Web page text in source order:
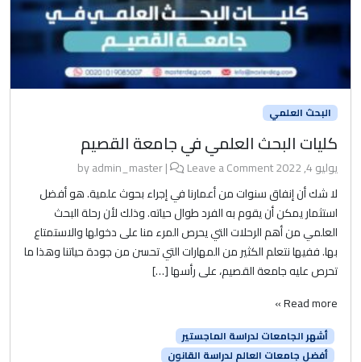
البحث العلمي
كليات البحث العلمي في جامعة القصيم
يوليو 4, 2022 admin_master|
Leave a Comment
لا شك أن إنفاق سنوات من أعمارنا في إجراء بحوث علمية. هو أفضل
استثمار يمكن أن يقوم به الفرد طوال حياته. وذلك لأن رحلة البحث
العلمي من أهم الرحلات التي يحرص المرء منا على دخولها والاستمتاع
بها. ففيها نتعلم الكثير من المهارات التي تحسن من جودة حياتنا وهذا ما
تحرص عليه جامعة القصيم، على رأسها […]
Read more »
أشهر الجامعات لدراسة الماجستير
أفضل جامعات العالم لدراسة القانون